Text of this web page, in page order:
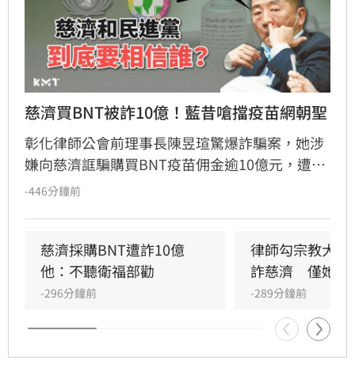
慈濟買BNT被詐10億！藍昔嗆擋疫苗網朝聖
彰化律師公會前理事長陳昱瑄驚爆詐騙案，她涉
嫌向慈濟誆騙購買BNT疫苗佣金逾10億元，遭台
中地檢署依詐欺、洗錢等罪起訴並接押。此案揭
醒勿信掮客而怒批政府阻擋疫苗，如今真相大
白，證實慈濟確實受騙，當年國民黨指責民進黨
的貼文遭大批網友留言朝聖，戲稱是大型翻車現
場。面對詐騙真相，慈濟表達遺憾並配合調查，
林智群律師則表示時間證明一切，感嘆當年政府
的提醒遭政治操作抹黑，如今結果公開，真相已
-446分鐘前
慈濟採購BNT遭詐10億
他：不聽衛福部勸
-296分鐘前
律師勾宗教大
詐慈濟　僅她交
-289分鐘前